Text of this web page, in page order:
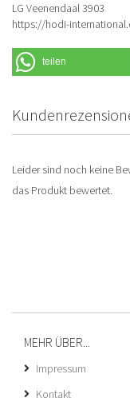
LG Veenendaal 3903
https://hodi-
teilen
Leider sind noch keine
das Produkt bewertet.
MEHR ÜBER...
Impressum
Kontakt